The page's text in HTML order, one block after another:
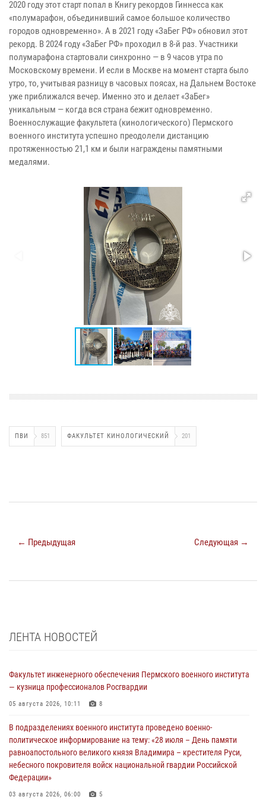
2020 году этот старт попал в Книгу рекордов Гиннесса как
«полумарафон, объединивший самое большое количество
городов одновременно». А в 2021 году «ЗаБег РФ» обновил этот
рекорд. В 2024 году «ЗаБег РФ» проходил в 8-й раз. Участники
полумарафона стартовали синхронно — в 9 часов утра по
Московскому времени. И если в Москве на момент старта было
утро, то, учитывая разницу в часовых поясах, на Дальнем Востоке
уже приближался вечер. Именно это и делает «ЗаБег»
уникальным — когда вся страна бежит одновременно.
Военнослужащие факультета (кинологического) Пермского
военного института успешно преодолели дистанцию
протяженностью 21,1 км и были награждены памятными
медалями.
ПВИ 851 ФАКУЛЬТЕТ КИНОЛОГИЧЕСКИЙ 201
← Предыдущая Следующая →
ЛЕНТА НОВОСТЕЙ
Факультет инженерного обеспечения Пермского военного института
— кузница профессионалов Росгвардии
05 августа 2026, 10:11 8
В подразделениях военного института проведено военно-
политическое информирование на тему: «28 июля – День памяти
равноапостольного великого князя Владимира – крестителя Руси,
небесного покровителя войск национальной гвардии Российской
Федерации»
03 августа 2026, 06:00 5